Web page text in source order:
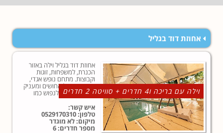
אחוזת דוד בגליל
וילה עם בריכה ו4 חדרים + סוויטה 2 חדרים
אחוזת דוד בגליל וילה באזור
הכנרת, למשפחות, זוגות
וקבוצות. מתחם נופש אגדי,
מעורר את כל החושים ומעניק
לכם את הזכות לנפוש כמו
שחלמתם כל השנה.במתחם
חדרים ועוד סוויטה צמודה
עם 2 חדרים
איש קשר:
טלפון:0529170310
מיקום: לא מוגדר
מספר חדרים: 6